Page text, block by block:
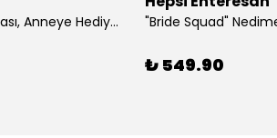
"BEST MOM EVER" Kupası, Anneye Hediye, Anneler Günü, Porselen T Kupa
₺ 549.90